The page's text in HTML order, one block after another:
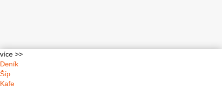
více >>
Deník
Šíp
Kafe